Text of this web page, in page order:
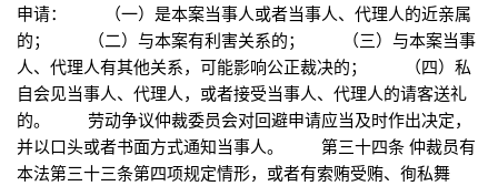
申请： （一）是本案当事人或者当事人、代理人的近亲属
的； （二）与本案有利害关系的； （三）与本案当事
人、代理人有其他关系，可能影响公正裁决的； （四）私
自会见当事人、代理人，或者接受当事人、代理人的请客送礼
的。 劳动争议仲裁委员会对回避申请应当及时作出决定，
并以口头或者书面方式通知当事人。 第三十四条 仲裁员有
本法第三十三条第四项规定情形，或者有索贿受贿、徇私舞